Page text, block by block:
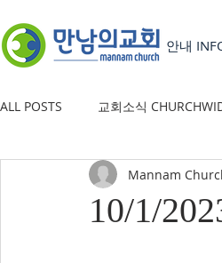
안내
ALL POSTS 교회소식
YOUTH GROUP 유초등부
10/1/
Mannam